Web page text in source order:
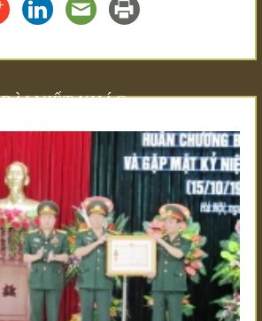
BÀI VIẾT KHÁC